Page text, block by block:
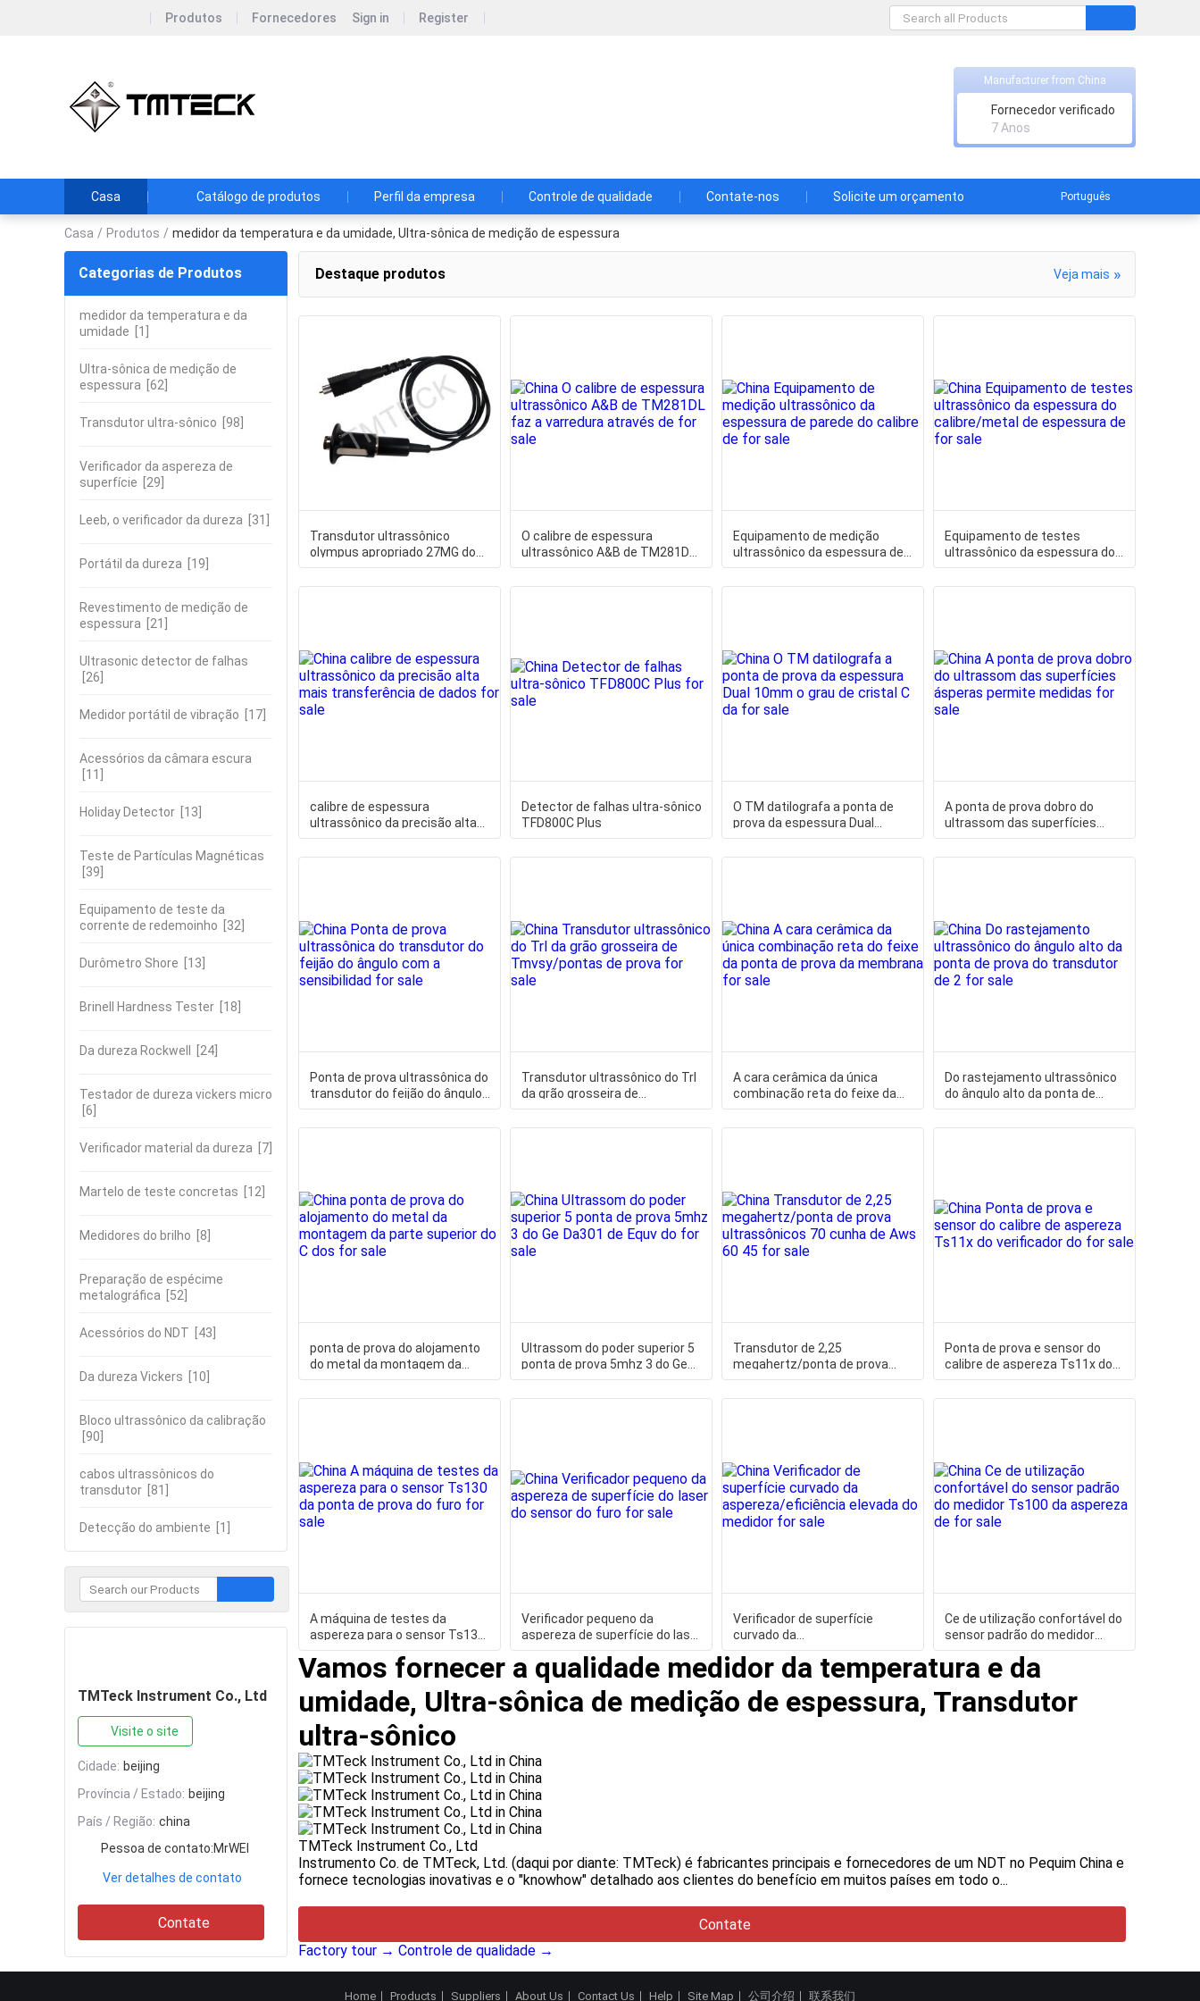
Produtos Fornecedores Sign in Register
Manufacturer from China
Fornecedor verificado
7 Anos
Casa Catálogo de produtos Perfil da empresa Controle de qualidade Contate-nos Solicite um orçamento Português
Casa / Produtos / medidor da temperatura e da umidade, Ultra-sônica de medição de espessura
Categorias de Produtos
medidor da temperatura e da
umidade [1]
Ultra-sônica de medição de
espessura [62]
Transdutor ultra-sônico [98]
Verificador da aspereza de
superfície [29]
Leeb, o verificador da dureza [31]
Portátil da dureza [19]
Revestimento de medição de
espessura [21]
Ultrasonic detector de falhas
[26]
Medidor portátil de vibração [17]
Acessórios da câmara escura
[11]
Holiday Detector [13]
Teste de Partículas Magnéticas
[39]
Equipamento de teste da
corrente de redemoinho [32]
Durômetro Shore [13]
Brinell Hardness Tester [18]
Da dureza Rockwell [24]
Testador de dureza vickers micro
[6]
Verificador material da dureza [7]
Martelo de teste concretas [12]
Medidores do brilho [8]
Preparação de espécime
metalográfica [52]
Acessórios do NDT [43]
Da dureza Vickers [10]
Bloco ultrassônico da calibração
[90]
cabos ultrassônicos do
transdutor [81]
Detecção do ambiente [1]
TMTeck Instrument Co., Ltd
Visite o site
Cidade: beijing
Província / Estado: beijing
País / Região: china
Pessoa de contato:MrWEI
Ver detalhes de contato
Contate
Destaque produtos Veja mais »
Transdutor ultrassônico
olympus apropriado 27MG do
calibre de espessura
O calibre de espessura
ultrassônico A&B de TM281DL
faz a varredura através de
Equipamento de medição
ultrassônico da espessura de
parede do calibre de
Equipamento de testes
ultrassônico da espessura do
calibre/metal de espessura de
calibre de espessura
ultrassônico da precisão alta
mais transferência de dados
Detector de falhas ultra-sônico
TFD800C Plus
O TM datilografa a ponta de
prova da espessura Dual
10mm o grau de cristal C da
A ponta de prova dobro do
ultrassom das superfícies
ásperas permite medidas
Ponta de prova ultrassônica do
transdutor do feijão do ângulo
com a sensibilidad
Transdutor ultrassônico do Trl
da grão grosseira de
Tmvsy/pontas de prova
A cara cerâmica da única
combinação reta do feixe da
ponta de prova da membrana
Do rastejamento ultrassônico
do ângulo alto da ponta de
prova do transdutor de 2
ponta de prova do alojamento
do metal da montagem da
parte superior do C dos
Ultrassom do poder superior 5
ponta de prova 5mhz 3 do Ge
Da301 de Equv do
Transdutor de 2,25
megahertz/ponta de prova
ultrassônicos 70 cunha de Aws
60 45
Ponta de prova e sensor do
calibre de aspereza Ts11x do
verificador do
A máquina de testes da
aspereza para o sensor Ts130
da ponta de prova do furo
Verificador pequeno da
aspereza de superfície do laser
do sensor do furo
Verificador de superfície
curvado da
aspereza/eficiência elevada do
medidor
Ce de utilização confortável do
sensor padrão do medidor
Ts100 da aspereza de
Vamos fornecer a qualidade medidor da temperatura e da
umidade, Ultra-sônica de medição de espessura, Transdutor
ultra-sônico
TMTeck Instrument Co., Ltd
Instrumento Co. de TMTeck, Ltd. (daqui por diante: TMTeck) é fabricantes principais e fornecedores de um NDT no Pequim China e
fornece tecnologias inovativas e o "knowhow" detalhado aos clientes do benefício em muitos países em todo o...
Contate
Factory tour → Controle de qualidade →
Home Products Suppliers About Us Contact Us Help Site Map 公司介绍 联系我们